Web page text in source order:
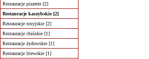
Restauracje pizzerie [2]
Restauracje kaszybskie [2]
Restauracje rosyjskie [2]
Restauracje chińskie [1]
Restauracje żydowskie [1]
Restauracje litewskie [1]